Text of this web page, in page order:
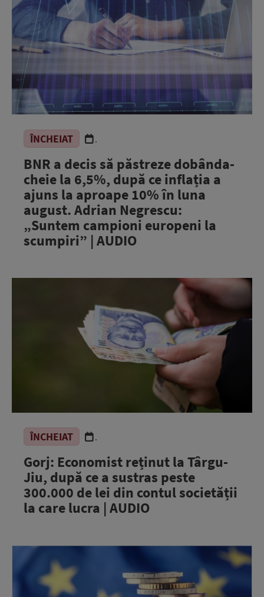
ÎNCHEIAT .
BNR a decis să păstreze dobânda-
cheie la 6,5%, după ce inflația a
ajuns la aproape 10% în luna
august. Adrian Negrescu:
„Suntem campioni europeni la
scumpiri” | AUDIO
ÎNCHEIAT .
Gorj: Economist reținut la Târgu-
Jiu, după ce a sustras peste
300.000 de lei din contul societății
la care lucra | AUDIO